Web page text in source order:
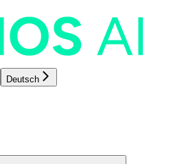
Deutsch